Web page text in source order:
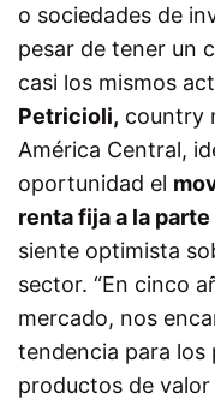
o sociedades de
pesar de tener un
casi los mismos
Petricioli, country
América Central,
oportunidad el
renta fija a la
siente optimista
sector. “En cinco
mercado, nos
tendencia para los
productos de